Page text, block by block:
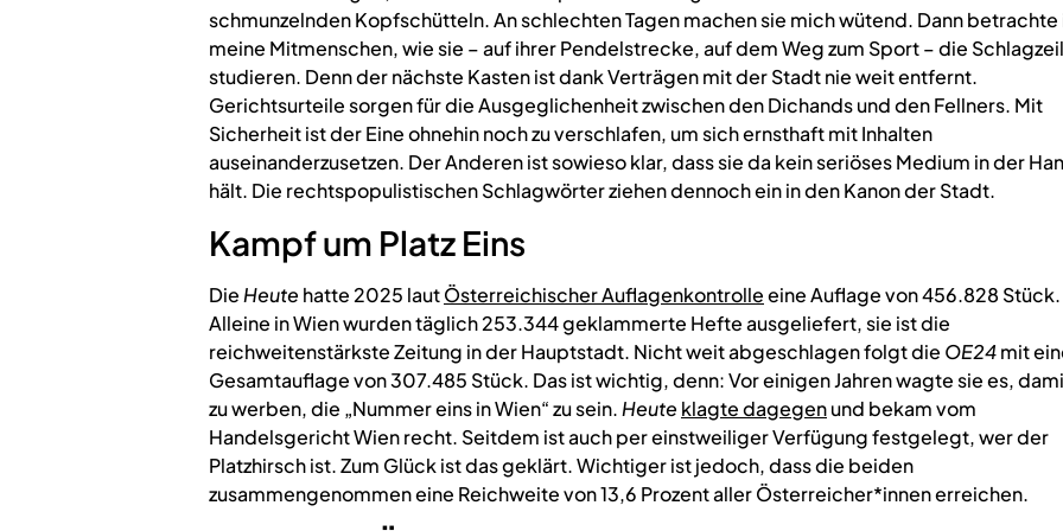
schmunzelnden Kopfschütteln. An schlechten Tagen machen sie mich wütend. Dann betrachte
meine Mitmenschen, wie sie – auf ihrer Pendelstrecke, auf dem Weg zum Sport – die
studieren. Denn der nächste Kasten ist dank Verträgen mit der Stadt nie weit entfernt.
Gerichtsurteile sorgen für die Ausgeglichenheit zwischen den Dichands und den Fellners. Mit
Sicherheit ist der Eine ohnehin noch zu verschlafen, um sich ernsthaft mit Inhalten
auseinanderzusetzen. Der Anderen ist sowieso klar, dass sie da kein seriöses Medium in der
hält. Die rechtspopulistischen Schlagwörter ziehen dennoch ein in den Kanon der Stadt.
Kampf um Platz Eins
Die Heute hatte 2025 lautÖsterreichischer Auflagenkontrolleeine Auflage von 456.828 Stück.
Alleine in Wien wurden täglich 253.344 geklammerte Hefte ausgeliefert, sie ist die
reichweitenstärkste Zeitung in der Hauptstadt. Nicht weit abgeschlagen folgt die OE24mit
Gesamtauflage von 307.485 Stück. Das ist wichtig, denn: Vor einigen Jahren wagte sie es,
zu werben, die „Nummer eins in Wien“ zu sein. Heute klagte dagegenund bekam vom
Handelsgericht Wien recht. Seitdem ist auch per einstweiliger Verfügung festgelegt, wer der
Platzhirsch ist. Zum Glück ist das geklärt. Wichtiger ist jedoch, dass die beiden
zusammengenommen eine Reichweite von 13,6 Prozent aller Österreicher*innen erreichen.